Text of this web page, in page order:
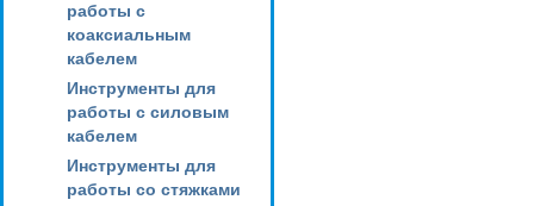
работы с
коаксиальным
кабелем
Инструменты для
работы с силовым
кабелем
Инструменты для
работы со стяжками